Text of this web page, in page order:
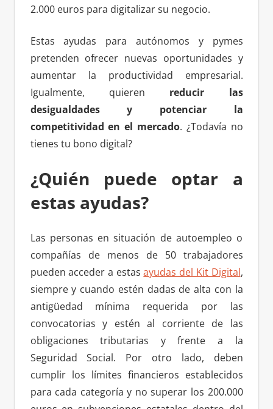
2.000 euros para digitalizar su negocio.
Estas ayudas para autónomos y pymes
pretenden ofrecer nuevas oportunidades y
aumentar la productividad empresarial.
Igualmente, quieren reducir las
desigualdades y potenciar la
competitividad en el mercado. ¿Todavía no
tienes tu bono digital?
¿Quién puede optar a
estas ayudas?
Las personas en situación de autoempleo o
compañías de menos de 50 trabajadores
pueden acceder a estasayudas del Kit Digital,
siempre y cuando estén dadas de alta con la
antigüedad mínima requerida por las
convocatorias y estén al corriente de las
obligaciones tributarias y frente a la
Seguridad Social. Por otro lado, deben
cumplir los límites financieros establecidos
para cada categoría y no superar los 200.000